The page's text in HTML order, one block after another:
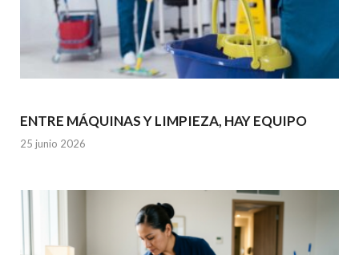
ENTRE MÁQUINAS Y LIMPIEZA, HAY EQUIPO
25 junio 2026